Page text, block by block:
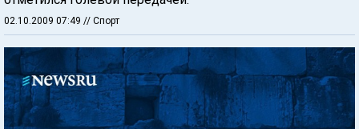
02.10.2009 07:49 // Спорт